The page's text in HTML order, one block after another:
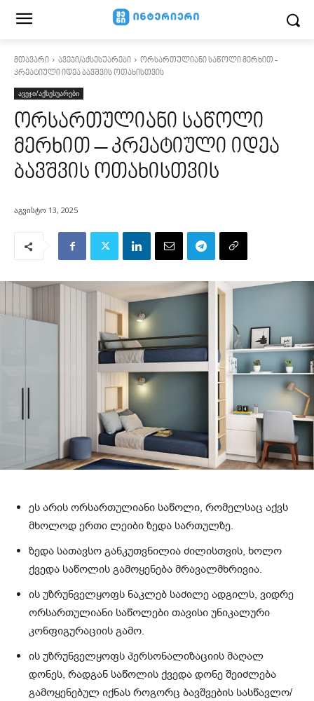
მთავარი ავეჯი/აქსესუარები
ორსართულიანი საწოლი მერხით -
კრეატიული იდეა ბავშვის ოთახისთვის
ავეჯი/აქსესუარები
ორსართულიანი საწოლი
მერხით – კრეატიული იდეა
ბავშვის ოთახისთვის
აგვისტო 13, 2025
ეს არის ორსართულიანი საწოლი, რომელსაც აქვს
მხოლოდ ერთი ლეიბი ზედა სართულზე.
ზედა სათავსო განკუთვნილია ძილისთვის, ხოლო
ქვედა საწოლის გამოყენება მრავალმხრივია.
ის უზრუნველყოფს ნაკლებ საძილე ადგილს, ვიდრე
ორსართულიანი საწოლები თავისი უნიკალური
კონფიგურაციის გამო.
ის უზრუნველყოფს პერსონალიზაციის მაღალ
დონეს, რადგან საწოლის ქვედა დონე შეიძლება
გამოყენებულ იქნას როგორც ბავშვების სასწავლო/